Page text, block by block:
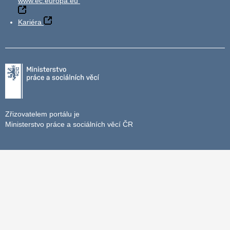
Kariéra
Zřizovatelem portálu je
Ministerstvo práce a sociálních věcí ČR